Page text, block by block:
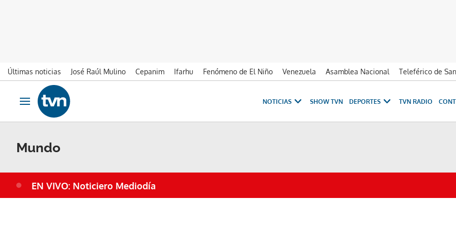
Últimas noticias José Raúl Mulino Cepanim Ifarhu Fenómeno de El Niño Venezuela Asamblea Nacional Teleférico de
Ir al contenido
Obrir navegació
NOTICIAS SHOW TVN DEPORTES TVN RADIO
Mundo
EN VIVO: Noticiero Mediodía